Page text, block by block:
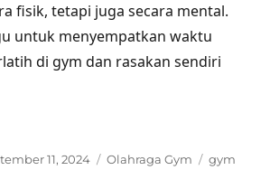
fisik, tetapi juga secara mental.
untuk menyempatkan waktu
di gym dan rasakan sendiri
11, 2024 Categories
Olahraga Gym Tags
gym